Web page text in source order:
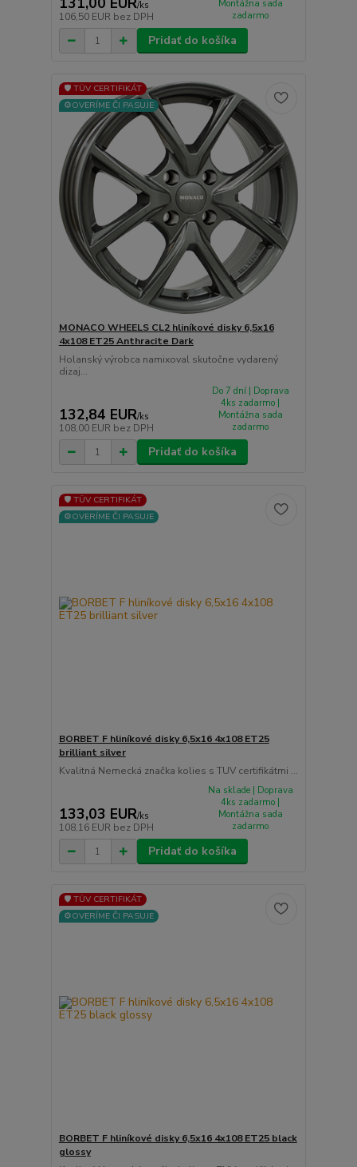
/ks
106,50 EUR bez DPH
Montážna sada
zadarmo
Pridať do košíka
🛡️ TÜV CERTIFIKÁT
⚙️OVERÍME ČI PASUJE
MONACO WHEELS CL2 hliníkové disky 6,5x16
4x108 ET25 Anthracite Dark
Holanský výrobca namixoval skutočne vydarený
dizaj...
132,84 EUR/ks
108,00 EUR bez DPH
Do 7 dní | Doprava
4ks zadarmo |
Montážna sada
zadarmo
Pridať do košíka
🛡️ TÜV CERTIFIKÁT
⚙️OVERÍME ČI PASUJE
BORBET F hliníkové disky 6,5x16 4x108 ET25
brilliant silver
Kvalitná Nemecká značka kolies s TUV certifikátmi ...
133,03 EUR/ks
108,16 EUR bez DPH
Na sklade | Doprava
4ks zadarmo |
Montážna sada
zadarmo
Pridať do košíka
🛡️ TÜV CERTIFIKÁT
⚙️OVERÍME ČI PASUJE
BORBET F hliníkové disky 6,5x16 4x108 ET25 black
glossy